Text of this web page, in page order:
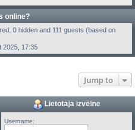
online?
0 hidden and 111 guests (based on
2025, 17:35
Jump to
Lietotāja izvēlne
Username: